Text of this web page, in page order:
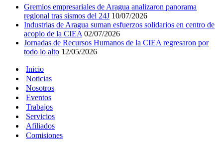
Gremios empresariales de Aragua analizaron panorama
regional tras sismos del 24J 10/07/2026
Industrias de Aragua suman esfuerzos solidarios en centro de
acopio de la CIEA 02/07/2026
Jornadas de Recursos Humanos de la CIEA regresaron por
todo lo alto 12/05/2026
Inicio
Noticias
Nosotros
Eventos
Trabajos
Servicios
Afiliados
Comisiones